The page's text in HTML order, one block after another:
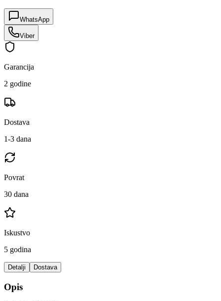
WhatsApp
Viber
Garancija
2 godine
Dostava
1-3 dana
Povrat
30 dana
Iskustvo
5 godina
Detalji Dostava
Opis